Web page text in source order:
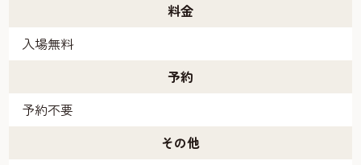
料金
入場無料
予約
予約不要
その他